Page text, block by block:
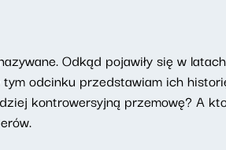
Odkąd pojawiły się w
odcinku przedstawiam ich
kontrowersyjną przemowę? A